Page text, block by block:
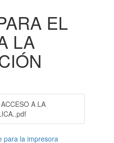
EL
LA
A LA